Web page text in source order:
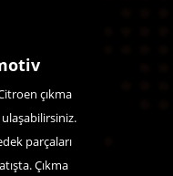
çıkma
parçaları
Çıkma